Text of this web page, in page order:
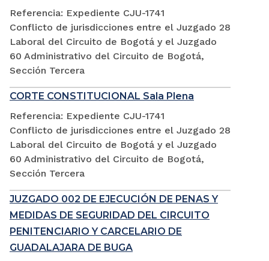
Referencia: Expediente CJU-1741
Conflicto de jurisdicciones entre el Juzgado 28
Laboral del Circuito de Bogotá y el Juzgado
60 Administrativo del Circuito de Bogotá,
Sección Tercera
CORTE CONSTITUCIONAL Sala Plena
Referencia: Expediente CJU-1741
Conflicto de jurisdicciones entre el Juzgado 28
Laboral del Circuito de Bogotá y el Juzgado
60 Administrativo del Circuito de Bogotá,
Sección Tercera
JUZGADO 002 DE EJECUCIÓN DE PENAS Y
MEDIDAS DE SEGURIDAD DEL CIRCUITO
PENITENCIARIO Y CARCELARIO DE
GUADALAJARA DE BUGA